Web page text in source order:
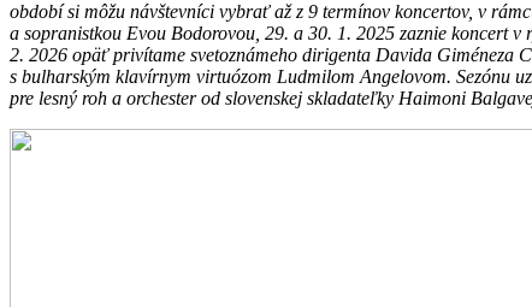
období si môžu návštevníci vybrať až z 9 termínov koncertov, v
a sopranistkou Evou Bodorovou, 29. a 30. 1. 2025 zaznie koncert
2. 2026 opäť privítame svetoznámeho dirigenta Davida Giméneza
s bulharským klavírnym virtuózom Ludmilom Angelovom. Sezónu
pre lesný roh a orchester od slovenskej skladateľky Haimoni